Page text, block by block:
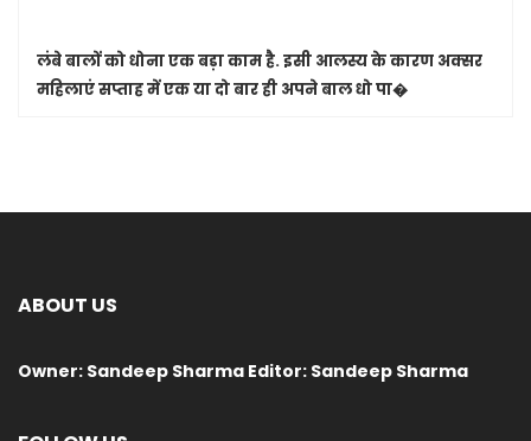
लंबे बालों को धोना एक बड़ा काम है. इसी आलस्य के कारण अक्सर
महिलाएं सप्ताह में एक या दो बार ही अपने बाल धो पा�
ABOUT US
Owner: Sandeep Sharma Editor: Sandeep Sharma